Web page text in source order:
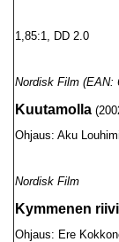
1,85:1, DD 2.0
Nordisk Film (EAN:
Kuutamolla
Ohjaus: Aku
Nordisk Film
Kymmenen
Ohjaus: Ere